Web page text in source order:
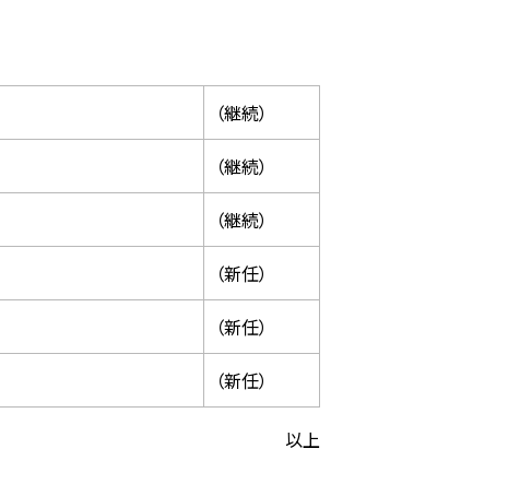
（継続）
（継続）
（継続）
（新任）
（新任）
（新任）
以上